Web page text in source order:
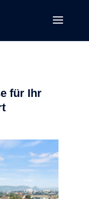
für Ihr